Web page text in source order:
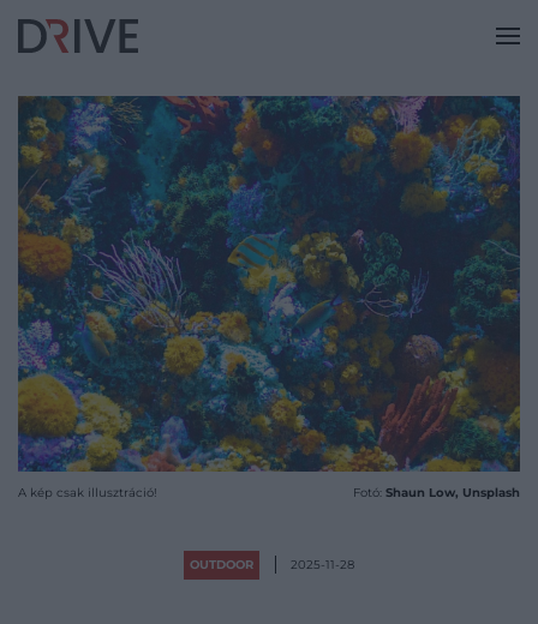
A kép csak illusztráció! Fotó: Shaun Low, Unsplash
OUTDOOR 2025-11-28